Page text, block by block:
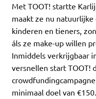
Met TOOT! startte
maakt ze nu natuurlijke
kinderen en tieners,
áls ze make-up willen
Inmiddels verkrijgbaar
versnellen start TOOT!
minimaal doel van